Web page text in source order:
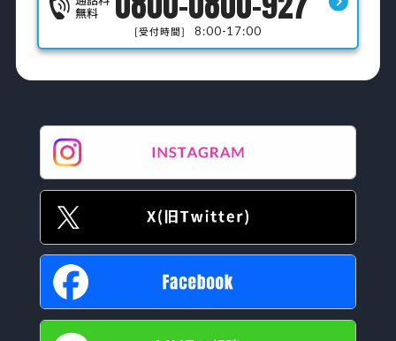
無料
[受付時間] 8:00-17:00